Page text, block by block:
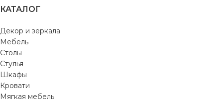
КАТАЛОГ
Декор и зеркала
Мебель
Столы
Стулья
Шкафы
Кровати
Мягкая мебель